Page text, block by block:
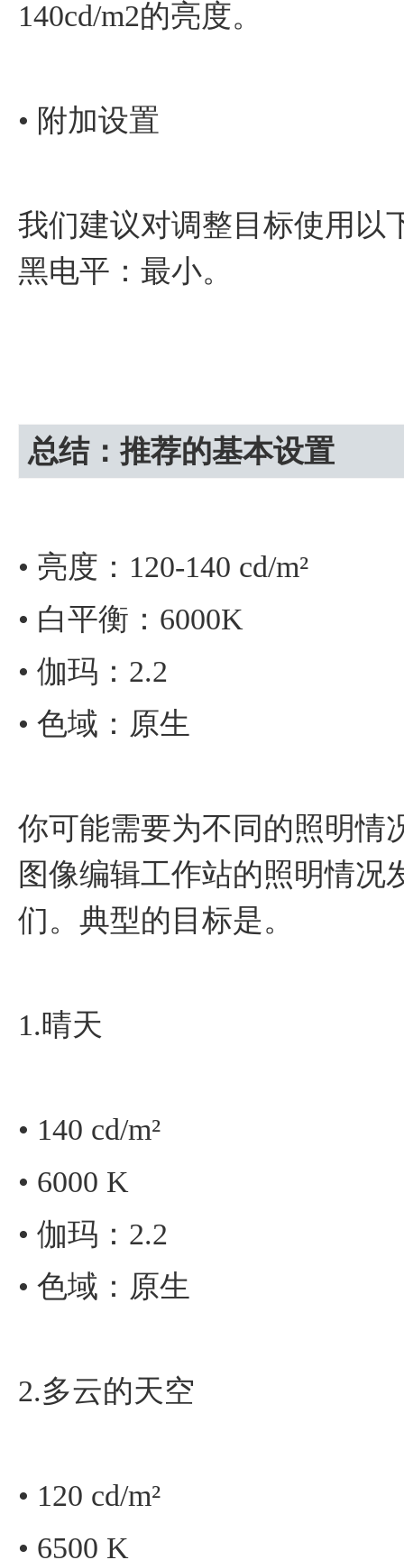
140cd/m2的亮度。
• 附加设置
我们建议对调整目标使用以
黑电平：最小。
总结：推荐的基本设置
• 亮度：120-140 cd/m²
• 白平衡：6000K
• 伽玛：2.2
• 色域：原生
你可能需要为不同的照明情
图像编辑工作站的照明情况
们。典型的目标是。
1.晴天
• 140 cd/m²
• 6000 K
• 伽玛：2.2
• 色域：原生
2.多云的天空
• 120 cd/m²
• 6500 K